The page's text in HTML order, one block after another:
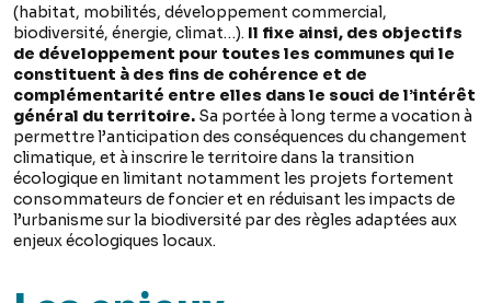
(habitat, mobilités, développement commercial,
biodiversité, énergie, climat…). Il fixe ainsi, des objectifs
de développement pour toutes les communes qui le
constituent à des fins de cohérence et de
complémentarité entre elles dans le souci de l’intérêt
général du territoire. Sa portée à long terme a vocation à
permettre l’anticipation des conséquences du changement
climatique, et à inscrire le territoire dans la transition
écologique en limitant notamment les projets fortement
consommateurs de foncier et en réduisant les impacts de
l’urbanisme sur la biodiversité par des règles adaptées aux
enjeux écologiques locaux.